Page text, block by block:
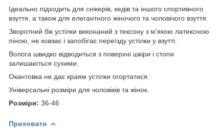
Ідеально підходить для снікерів, кедів та іншого спортивного
взуття, а також для елегантного жіночого та чоловічого взуття.
Зворотний бік устілки виконаний з тексону з м'якою латексною
піною, не ковзає і запобігає переїзду устілки у взутті.
Волога швидко відводиться з поверхні шкіри і стопи
залишаються сухими.
Окантовка не дає краям устілки огортатися.
Універсальні розміри для чоловіків та жінок.
Розміри: 36-46
Приховати